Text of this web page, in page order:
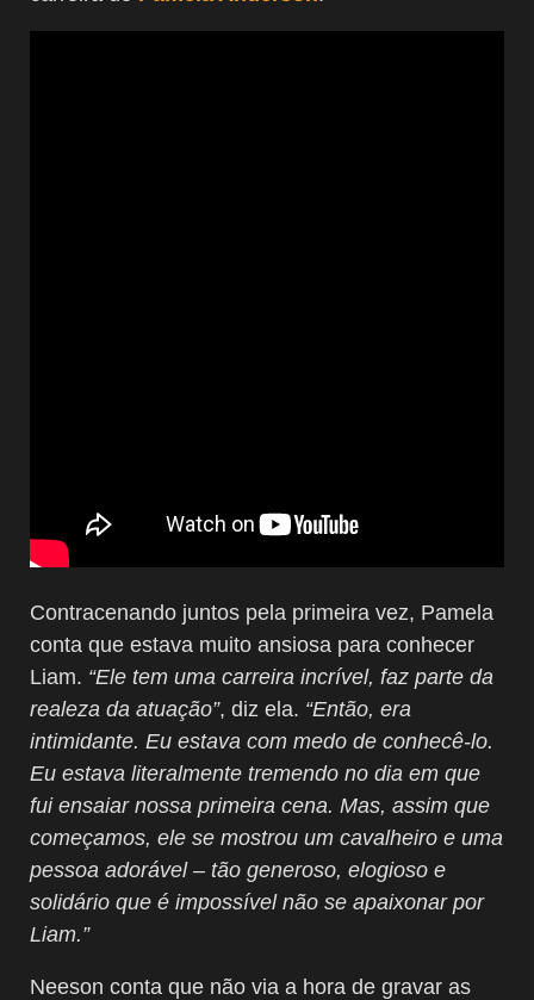
Contracenando juntos pela primeira vez, Pamela
conta que estava muito ansiosa para conhecer
Liam. “Ele tem uma carreira incrível, faz parte da
realeza da atuação”, diz ela. “Então, era
intimidante. Eu estava com medo de conhecê-lo.
Eu estava literalmente tremendo no dia em que
fui ensaiar nossa primeira cena. Mas, assim que
começamos, ele se mostrou um cavalheiro e uma
pessoa adorável – tão generoso, elogioso e
solidário que é impossível não se apaixonar por
Liam.”
Neeson conta que não via a hora de gravar as